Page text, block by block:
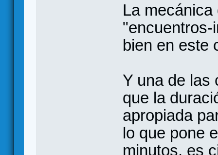
La
bien en este
Y una de las
que la
apropiada
lo que pone
minutos, es